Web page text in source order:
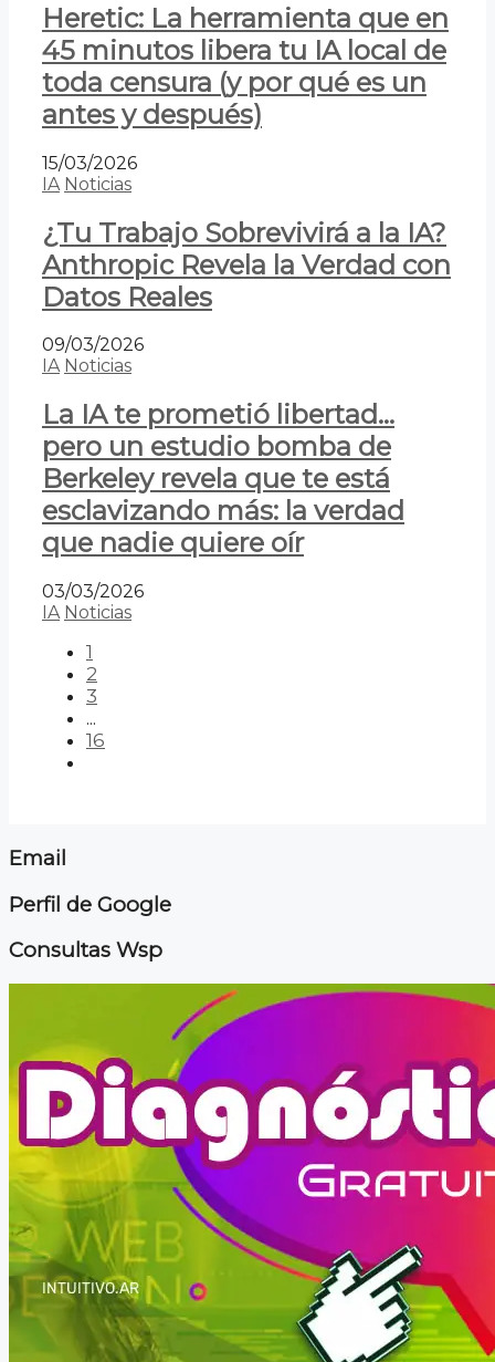
Heretic: La herramienta que en
45 minutos libera tu IA local de
toda censura (y por qué es un
antes y después)
15/03/2026
IA Noticias
¿Tu Trabajo Sobrevivirá a la IA?
Anthropic Revela la Verdad con
Datos Reales
09/03/2026
IA Noticias
La IA te prometió libertad…
pero un estudio bomba de
Berkeley revela que te está
esclavizando más: la verdad
que nadie quiere oír
03/03/2026
IA Noticias
1
2
3
...
16
Email
Perfil de Google
Consultas Wsp